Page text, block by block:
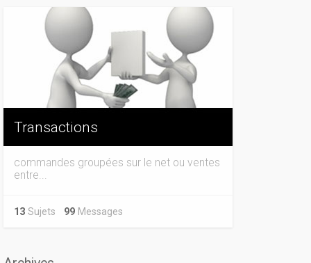
Transactions
commandes groupées sur le net ou ventes
entre...
13 Sujets 99 Messages